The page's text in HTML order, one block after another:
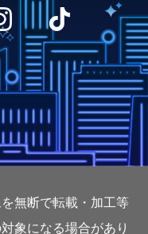
無断で転載・加工等
象になる場合があり